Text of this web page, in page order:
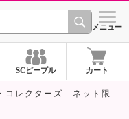
ショッ
メニュー
SCピープル カート
コレクターズ ネット限